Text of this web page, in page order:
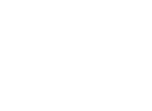
unelte